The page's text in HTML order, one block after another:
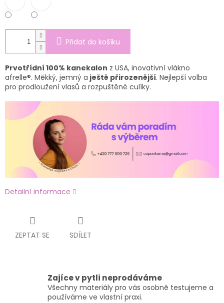
Přidat do košíku
Prvotřídní 100% kanekalon z USA, inovativní vlákno
afrelle®. Měkký, jemný a ještě přirozenější. Nejlepší volba
pro prodloužení vlasů a rozpuštěné culíky.
Detailní informace
ZEPTAT SE SDÍLET
Zajíce v pytli neprodáváme
Všechny materiály pro vás osobně testujeme a
používáme ve vlastní praxi.